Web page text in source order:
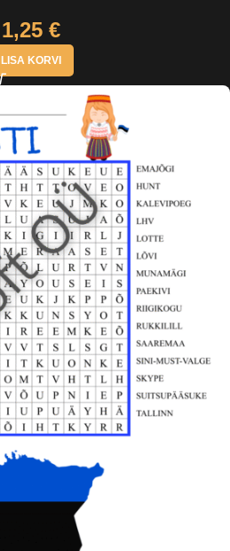
1,25 €
LISA KORVI